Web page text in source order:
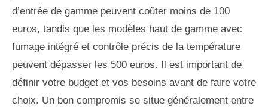
d’entrée de gamme peuvent coûter moins de 100
euros, tandis que les modèles haut de gamme avec
fumage intégré et contrôle précis de la température
peuvent dépasser les 500 euros. Il est important de
définir votre budget et vos besoins avant de faire votre
choix. Un bon compromis se situe généralement entre